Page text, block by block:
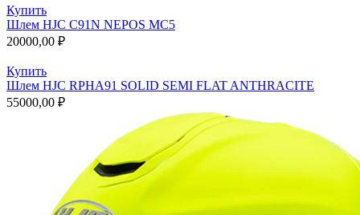
Купить
Шлем HJC C91N NEPOS MC5
20000,00 ₽
Купить
Шлем HJC RPHA91 SOLID SEMI FLAT ANTHRACITE
55000,00 ₽